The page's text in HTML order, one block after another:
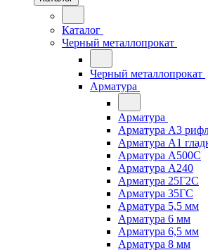
Каталог
Черный металлопрокат
Черный металлопрокат
Арматура
Арматура
Арматура А3
Арматура А1
Арматура А500С
Арматура А240
Арматура 25Г2С
Арматура 35ГС
Арматура 5,5 мм
Арматура 6 мм
Арматура 6,5 мм
Арматура 8 мм